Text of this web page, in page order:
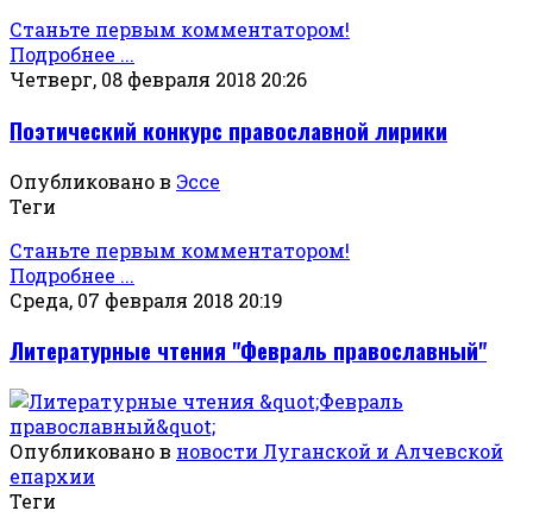
Станьте первым комментатором!
Подробнее ...
Четверг, 08 февраля 2018 20:26
Поэтический конкурс православной лирики
Опубликовано в Эссе
Теги
Станьте первым комментатором!
Подробнее ...
Среда, 07 февраля 2018 20:19
Литературные чтения "Февраль православный"
Опубликовано в новости Луганской и Алчевской
епархии
Теги